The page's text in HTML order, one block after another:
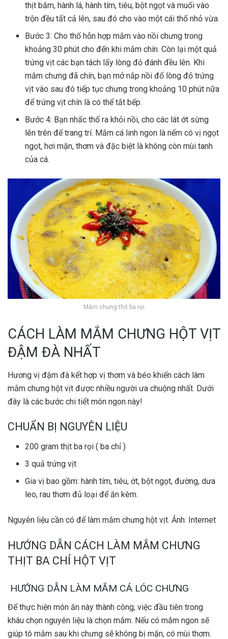
thịt băm, hành lá, hành tím, tiêu, bột ngọt và muối vào
trộn đều tất cả lên, sau đó cho vào một cái thố nhỏ vừa.
Bước 3: Cho thố hỗn hợp mắm vào nồi chưng trong
khoảng 30 phút cho đến khi mắm chín. Còn lại một quả
trứng vịt các bạn tách lấy lòng đỏ đánh đều lên. Khi
mắm chưng đã chín, bạn mở nắp nồi đổ lòng đỏ trứng
vịt vào sau đó tiếp tục chưng trong khoảng 10 phút nữa
để trứng vịt chín là có thể tắt bếp.
Bước 4: Bạn nhấc thố ra khỏi nồi, cho các lát ớt sừng
lên trên để trang trí. Mắm cá linh ngon là nếm có vị ngọt
ngọt, hơi mặn, thơm và đặc biệt là không còn mùi tanh
của cá.
Mắm chưng thịt ba rọi
CÁCH LÀM MẮM CHƯNG HỘT VỊT
ĐẬM ĐÀ NHẤT
Hương vị đậm đà kết hợp vị thơm và béo khiến cách làm
mắm chưng hột vịt được nhiều người ưa chuộng nhất. Dưới
đây là các bước chi tiết món ngon này!
CHUẨN BỊ NGUYÊN LIỆU
200 gram thịt ba rọi ( ba chỉ )
3 quả trứng vịt
Gia vị bao gồm: hành tím, tiêu, ớt, bột ngọt, đường, dưa
leo, rau thơm đủ loại để ăn kèm.
Nguyên liệu cần có để làm mắm chưng hột vịt. Ảnh: Internet
HƯỚNG DẪN CÁCH LÀM MẮM CHƯNG
THỊT BA CHỈ HỘT VỊT
HƯỚNG DẪN LÀM MẮM CÁ LÓC CHƯNG
Để thực hiện món ăn này thành công, việc đầu tiên trong
khâu chọn nguyên liệu là chọn mắm. Nếu có mắm ngon sẽ
giúp tô mắm sau khi chưng sẽ không bị mặn, có mùi thơm.